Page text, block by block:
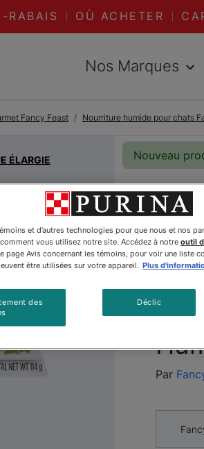
RABAIS OÙ ACHETER
Nos Marques
Fancy Feast Nourriture humide pour chats
ÉLARGIE Nouveau
Par
et d’autres technologies pour que nous et nos
vous utilisez notre site. Accédez à notre outil
page Avis concernant les témoins, pour voir une liste
être utilisées sur votre appareil. Plus
Déclic
des